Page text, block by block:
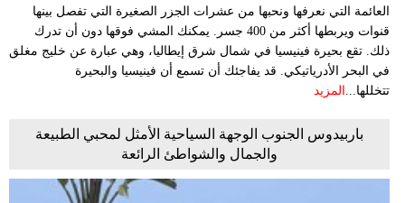
العائمة التي نعرفها ونحبها من عشرات الجزر الصغيرة التي تفصل بينها
قنوات ويربطها أكثر من 400 جسر. يمكنك المشي فوقها دون أن تدرك
ذلك. تقع بحيرة فينيسيا في شمال شرق إيطاليا، وهي عبارة عن خليج مغلق
في البحر الأدرياتيكي. قد يفاجئك أن تسمع أن فينيسيا والبحيرة
تتخللها... المزيد
باربيدوس الجنوب الوجهة السياحية الأمثل لمحبي الطبيعة
والجمال والشواطئ الرائعة